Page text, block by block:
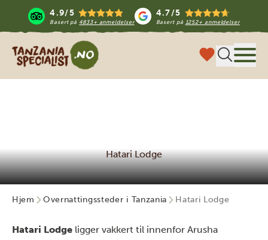
4.9/5
Basert på 4833+ anmeldelser
4.7/5
Basert på 1252+ anmeldelser
Tanzania Specialist
Hatari Lodge
Hjem Overnattingssteder i Tanzania Hatari Lodge
Hatari Lodge ligger vakkert til innenfor Arusha